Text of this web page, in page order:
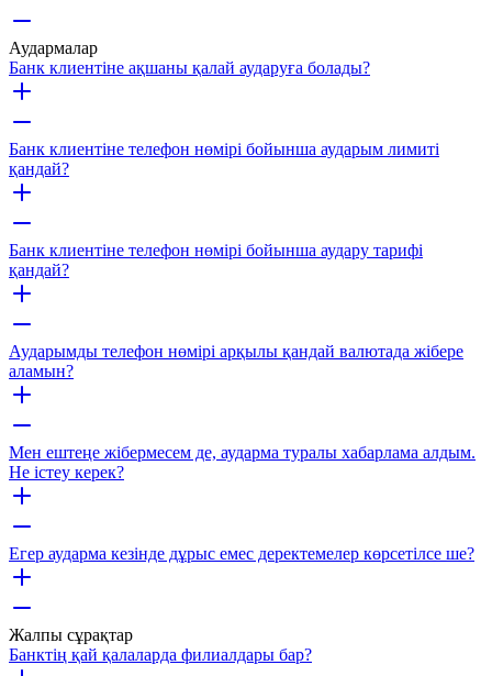
Аудармалар
Банк клиентіне ақшаны қалай аударуға болады?
Банк клиентіне телефон нөмірі бойынша аударым лимиті
қандай?
Банк клиентіне телефон нөмірі бойынша аудару тарифі
қандай?
Аударымды телефон нөмірі арқылы қандай валютада жібере
аламын?
Мен ештеңе жібермесем де, аударма туралы хабарлама алдым.
Не істеу керек?
Егер аударма кезінде дұрыс емес деректемелер көрсетілсе ше?
Жалпы сұрақтар
Банктің қай қалаларда филиалдары бар?